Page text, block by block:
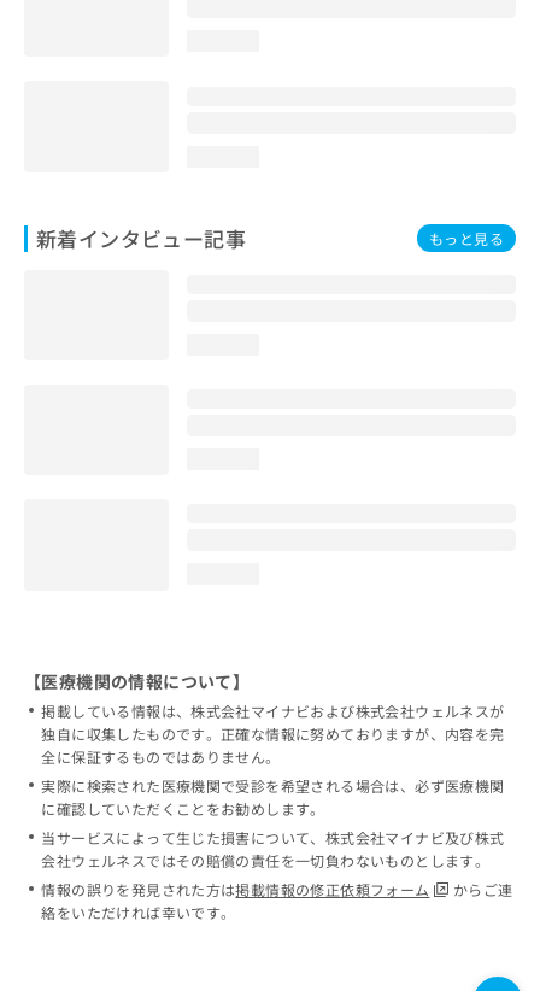
新着インタビュー記事 もっと見る
【医療機関の情報について】
掲載している情報は、株式会社マイナビおよび株式会社ウェルネスが
独自に収集したものです。正確な情報に努めておりますが、内容を完
全に保証するものではありません。
実際に検索された医療機関で受診を希望される場合は、必ず医療機関
に確認していただくことをお勧めします。
当サービスによって生じた損害について、株式会社マイナビ及び株式
会社ウェルネスではその賠償の責任を一切負わないものとします。
情報の誤りを発見された方は掲載情報の修正依頼フォーム
からご連
絡をいただければ幸いです。